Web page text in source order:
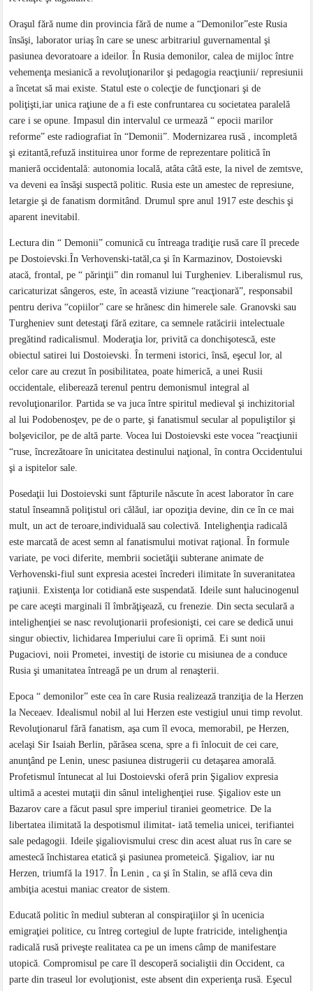
Oraşul fără nume din provincia fără de nume a “Demonilor”este Rusia
însăşi, laborator uriaş în care se unesc arbitrariul guvernamental şi
pasiunea devoratoare a ideilor. În Rusia demonilor, calea de mijloc între
vehemenţa mesianică a revoluţionarilor şi pedagogia reacţiunii/ represiunii
a încetat să mai existe. Statul este o colecţie de funcţionari şi de
poliţişti,iar unica raţiune de a fi este confruntarea cu societatea paralelă
care i se opune. Impasul din intervalul ce urmează “ epocii marilor
reforme” este radiografiat în “Demonii”. Modernizarea rusă , incompletă
şi ezitantă,refuză instituirea unor forme de reprezentare politică în
manieră occidentală: autonomia locală, atâta câtă este, la nivel de zemtsve,
va deveni ea însăşi suspectă politic. Rusia este un amestec de represiune,
letargie şi de fanatism dormitând. Drumul spre anul 1917 este deschis şi
aparent inevitabil.
Lectura din “ Demonii” comunică cu întreaga tradiţie rusă care îl precede
pe Dostoievski.În Verhovenski-tatăl,ca şi în Karmazinov, Dostoievski
atacă, frontal, pe “ părinţii” din romanul lui Turgheniev. Liberalismul rus,
caricaturizat sângeros, este, în această viziune “reacţionară”, responsabil
pentru deriva “copiilor” care se hrănesc din himerele sale. Granovski sau
Turgheniev sunt detestaţi fără ezitare, ca semnele ratăcirii intelectuale
pregătind radicalismul. Moderaţia lor, privită ca donchişotescă, este
obiectul satirei lui Dostoievski. În termeni istorici, însă, eşecul lor, al
celor care au crezut în posibilitatea, poate himerică, a unei Rusii
occidentale, eliberează terenul pentru demonismul integral al
revoluţionarilor. Partida se va juca între spiritul medieval şi inchizitorial
al lui Podobenosţev, pe de o parte, şi fanatismul secular al populiştilor şi
bolşevicilor, pe de altă parte. Vocea lui Dostoievski este vocea “reacţiunii
“ruse, încrezătoare în unicitatea destinului naţional, în contra Occidentului
şi a ispitelor sale.
Posedaţii lui Dostoievski sunt făpturile născute în acest laborator în care
statul înseamnă poliţistul ori călăul, iar opoziţia devine, din ce în ce mai
mult, un act de teroare,individuală sau colectivă. Intelighenţia radicală
este marcată de acest semn al fanatismului motivat raţional. În formule
variate, pe voci diferite, membrii societăţii subterane animate de
Verhovenski-fiul sunt expresia acestei încrederi ilimitate în suveranitatea
raţiunii. Existenţa lor cotidiană este suspendată. Ideile sunt halucinogenul
pe care aceşti marginali îl îmbrăţişează, cu frenezie. Din secta seculară a
intelighenţiei se nasc revoluţionarii profesionişti, cei care se dedică unui
singur obiectiv, lichidarea Imperiului care îi oprimă. Ei sunt noii
Pugaciovi, noii Prometei, investiţi de istorie cu misiunea de a conduce
Rusia şi umanitatea întreagă pe un drum al renaşterii.
Epoca “ demonilor” este cea în care Rusia realizează tranziţia de la Herzen
la Neceaev. Idealismul nobil al lui Herzen este vestigiul unui timp revolut.
Revoluţionarul fără fanatism, aşa cum îl evoca, memorabil, pe Herzen,
acelaşi Sir Isaiah Berlin, părăsea scena, spre a fi înlocuit de cei care,
anunţând pe Lenin, unesc pasiunea distrugerii cu detaşarea amorală.
Profetismul întunecat al lui Dostoievski oferă prin Şigaliov expresia
ultimă a acestei mutaţii din sânul intelighenţiei ruse. Şigaliov este un
Bazarov care a făcut pasul spre imperiul tiraniei geometrice. De la
libertatea ilimitată la despotismul ilimitat- iată temelia unicei, terifiantei
sale pedagogii. Ideile şigaliovismului cresc din acest aluat rus în care se
amestecă închistarea etatică şi pasiunea prometeică. Şigaliov, iar nu
Herzen, triumfă la 1917. În Lenin , ca şi în Stalin, se află ceva din
ambiţia acestui maniac creator de sistem.
Educată politic în mediul subteran al conspiraţiilor şi în ucenicia
emigraţiei politice, cu întreg cortegiul de lupte fratricide, intelighenţia
radicală rusă priveşte realitatea ca pe un imens câmp de manifestare
utopică. Compromisul pe care îl descoperă socialiştii din Occident, ca
parte din traseul lor evoluţionist, este absent din experienţa rusă. Eşecul